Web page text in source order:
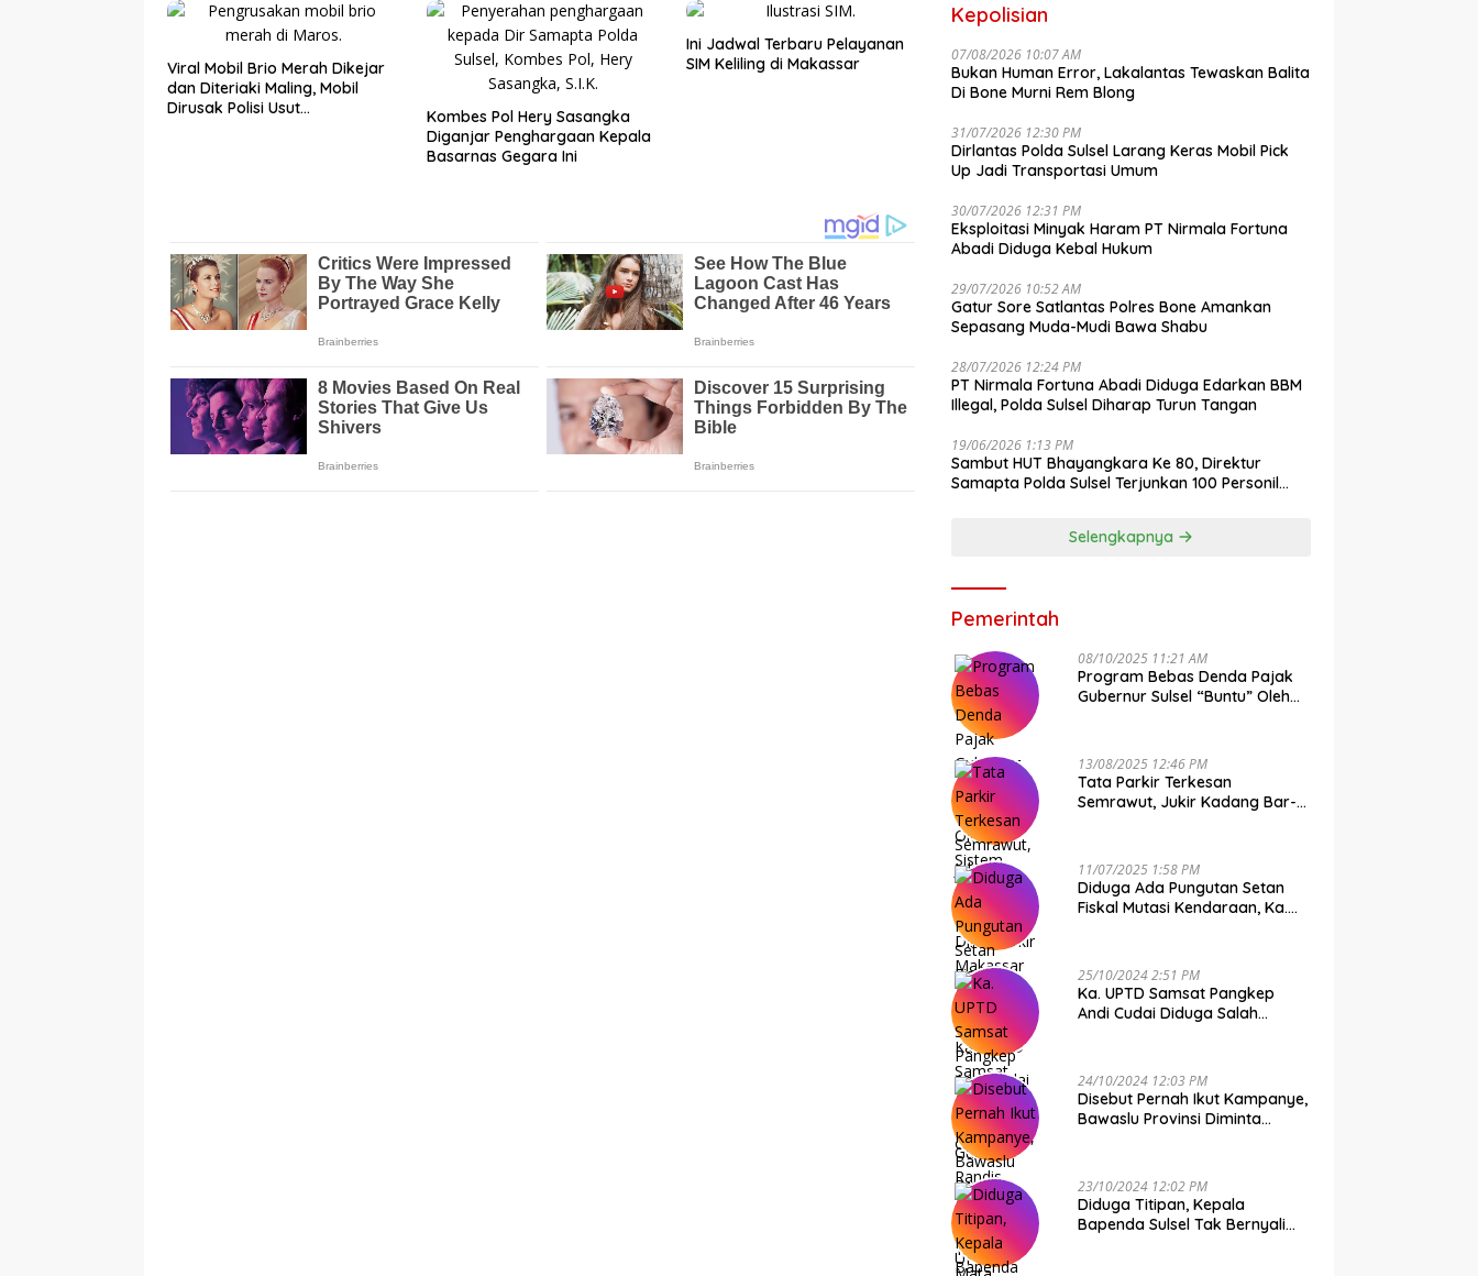
Viral Mobil Brio Merah Dikejar
dan Diteriaki Maling, Mobil
Dirusak Polisi Usut
Kombes Pol Hery Sasangka
Diganjar Penghargaan Kepala
Basarnas Gegara Ini
Ini Jadwal Terbaru Pelayanan
SIM Keliling di Makassar
Kepolisian
07/08/2026 10:07 AM
Bukan Human Error, Lakalantas Tewaskan Balita
Di Bone Murni Rem Blong
31/07/2026 12:30 PM
Dirlantas Polda Sulsel Larang Keras Mobil Pick
Up Jadi Transportasi Umum
30/07/2026 12:31 PM
Eksploitasi Minyak Haram PT Nirmala Fortuna
Abadi Diduga Kebal Hukum
29/07/2026 10:52 AM
Gatur Sore Satlantas Polres Bone Amankan
Sepasang Muda-Mudi Bawa Shabu
28/07/2026 12:24 PM
PT Nirmala Fortuna Abadi Diduga Edarkan BBM
Illegal, Polda Sulsel Diharap Turun Tangan
19/06/2026 1:13 PM
Sambut HUT Bhayangkara Ke 80, Direktur
Samapta Polda Sulsel Terjunkan 100 Personil
Selengkapnya
Pemerintah
08/10/2025 11:21 AM
Program Bebas Denda Pajak
Gubernur Sulsel “Buntu” Oleh
13/08/2025 12:46 PM
Tata Parkir Terkesan
Semrawut, Jukir Kadang Bar-
11/07/2025 1:58 PM
Diduga Ada Pungutan Setan
Fiskal Mutasi Kendaraan, Ka.
25/10/2024 2:51 PM
Ka. UPTD Samsat Pangkep
Andi Cudai Diduga Salah
24/10/2024 12:03 PM
Disebut Pernah Ikut Kampanye,
Bawaslu Provinsi Diminta
23/10/2024 12:02 PM
Diduga Titipan, Kepala
Bapenda Sulsel Tak Bernyali